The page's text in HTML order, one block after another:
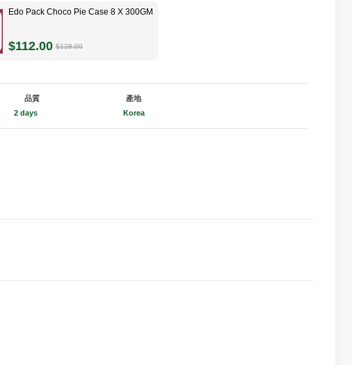
Edo Pack Choco Pie Case 8 X 300GM
$112.00 $128.00
品質
2 days
產地
Korea